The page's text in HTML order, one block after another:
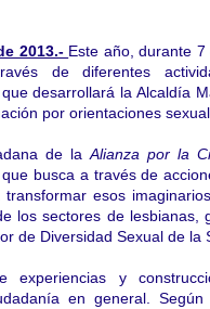
2013.- Este año, durante
de diferentes
desarrollará la Alcaldía
por orientaciones
de la Alianza por la
que busca a través de
esos
los sectores de lesbianas,
de Diversidad Sexual de la
experiencias y
en general.